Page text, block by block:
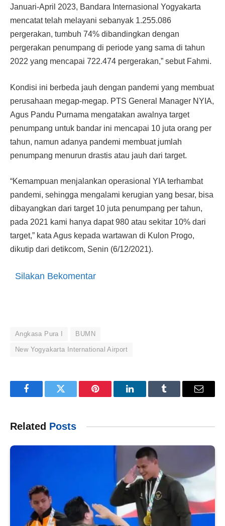
Januari-April 2023, Bandara Internasional Yogyakarta
mencatat telah melayani sebanyak 1.255.086
pergerakan, tumbuh 74% dibandingkan dengan
pergerakan penumpang di periode yang sama di tahun
2022 yang mencapai 722.474 pergerakan,” sebut Fahmi.
Kondisi ini berbeda jauh dengan pandemi yang membuat
perusahaan megap-megap. PTS General Manager NYIA,
Agus Pandu Purnama mengatakan awalnya target
penumpang untuk bandar ini mencapai 10 juta orang per
tahun, namun adanya pandemi membuat jumlah
penumpang menurun drastis atau jauh dari target.
“Kemampuan menjalankan operasional YIA terhambat
pandemi, sehingga mengalami kerugian yang besar, bisa
dibayangkan dari target 10 juta penumpang per tahun,
pada 2021 kami hanya dapat 980 atau sekitar 10% dari
target,” kata Agus kepada wartawan di Kulon Progo,
dikutip dari detikcom, Senin (6/12/2021).
Silakan Bekomentar
Angkasa Pura I BUMN
New Yogyakarta International Airport
FacebookTwitter Pinterest LinkedInTumblr Email
Related Posts